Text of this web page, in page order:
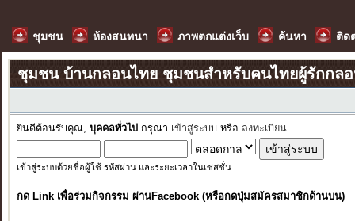
ชุมชน ห้องสนทนา ภาพตกแต่งเว็บ ค้นหา ติด
ชุมชน บ้านกลอนไทย ชุมชนสำหรับคนไทยผู้รักกล
ยินดีต้อนรับคุณ, บุคคลทั่วไป กรุณา เข้าสู่ระบบ หรือ ลงทะเบียน
เข้าสู่ระบบด้วยชื่อผู้ใช้ รหัสผ่าน และระยะเวลาในเซสชั่น
กด Link เพื่อร่วมกิจกรรม ผ่านFacebook (หรือกดปุ่มสมัครสมาชิกด้านบน)